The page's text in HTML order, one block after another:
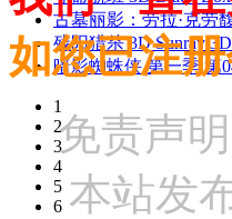
古墓丽影：劳拉·克劳
残阳猎杀 3D Sunray 3D
暗影蜘蛛侠 第一季 第
1
2
3
4
5
6
如您已注
免责声
本站发